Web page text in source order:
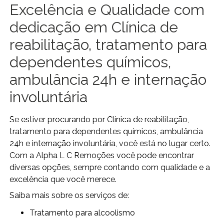
Excelência e Qualidade com
dedicação em Clínica de
reabilitação, tratamento para
dependentes químicos,
ambulância 24h e internação
involuntária
Se estiver procurando por Clínica de reabilitação,
tratamento para dependentes químicos, ambulância
24h e internação involuntária, você está no lugar certo.
Com a Alpha L C Remoções você pode encontrar
diversas opções, sempre contando com qualidade e a
excelência que você merece.
Saiba mais sobre os serviços de:
tratamento para alcoolismo